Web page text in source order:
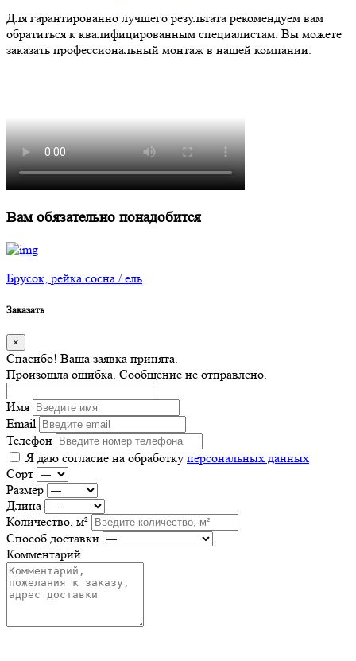
Для гарантированно лучшего результата рекомендуем вам
обратиться к квалифицированным специалистам. Вы можете
заказать профессиональный монтаж в нашей компании.
Вам обязательно понадобится
Брусок, рейка сосна / ель
Заказать
×
Спасибо! Ваша заявка принята.
Произошла ошибка. Сообщение не отправлено.
Имя
Email
Телефон
Я даю согласие на обработку персональных данных
Сорт
Размер
Длина
Количество, м²
Способ доставки
Комментарий